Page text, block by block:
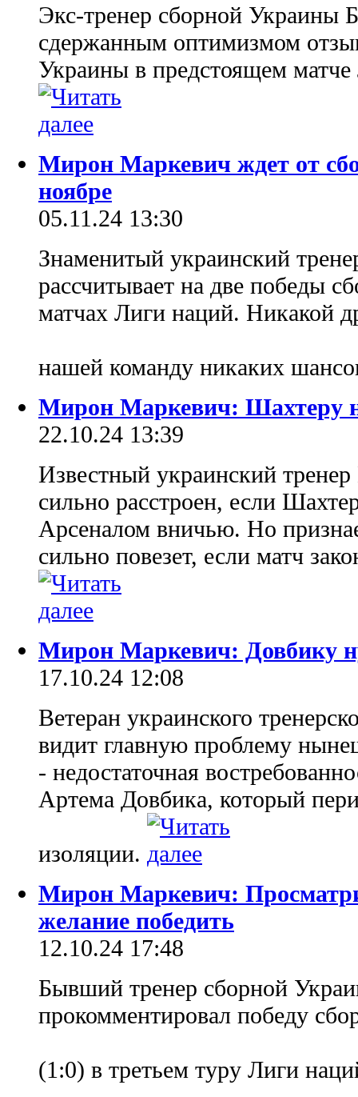
Экс-тренер сборной Украины
сдержанным оптимизмом
Украины в предстоящем
Мирон Маркевич ждет от
ноябре
05.11.24 13:30
Знаменитый украинский
рассчитывает на две победы
матчах Лиги наций. Никакой
нашей команду никаких
Мирон Маркевич: Шахтеру
22.10.24 13:39
Известный украинский
сильно расстроен, если
Арсеналом вничью. Но
сильно повезет, если матч
Мирон Маркевич: Довбику
17.10.24 12:08
Ветеран украинского
видит главную проблему
- недостаточная
Артема Довбика, который
изоляции.
Мирон Маркевич:
желание победить
12.10.24 17:48
Бывший тренер сборной
прокомментировал победу
(1:0) в третьем туру Лиги